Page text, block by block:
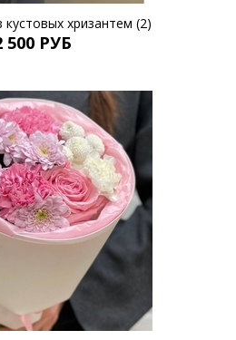
хризантем (2)
500 РУБ